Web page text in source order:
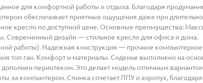
для комфортной работы и отдыха. Благодаря
обеспечивает приятные ощущения даже при
кресло по доступной цене. Основные преимущества:
Современный дизайн — стильное кресло для офиса и дома.
работы). Надежная конструкция — прочное компьютерное
топ ган. Комфорт и материалы. Сиденье выполнено на
периотеком. Это делает модель отличным
за компьютером. Спинка сочетает ППУ и аэропух,